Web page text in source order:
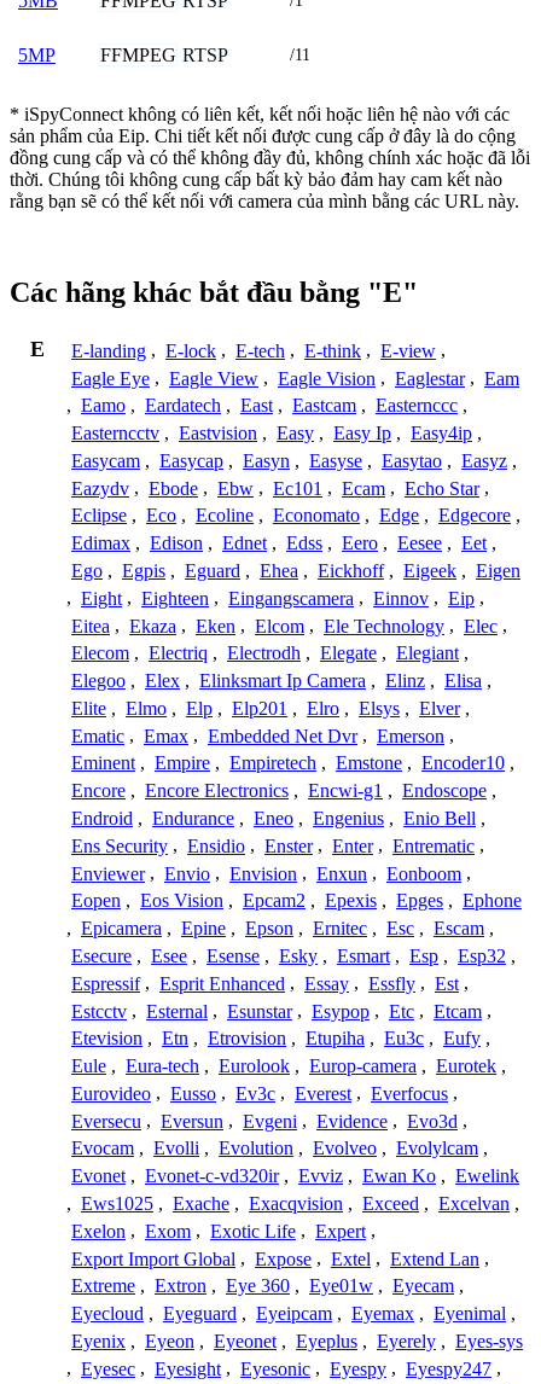
5MP FFMPEG RTSP /11
* iSpyConnect không có liên kết, kết nối hoặc liên hệ nào với các
sản phẩm của Eip. Chi tiết kết nối được cung cấp ở đây là do cộng
đồng cung cấp và có thể không đầy đủ, không chính xác hoặc đã lỗi
thời. Chúng tôi không cung cấp bất kỳ bảo đảm hay cam kết nào
rằng bạn sẽ có thể kết nối với camera của mình bằng các URL này.
Các hãng khác bắt đầu bằng "E"
E E-landing , E-lock , E-tech , E-think , E-view ,
Eagle Eye , Eagle View , Eagle Vision , Eaglestar , Eam
, Eamo , Eardatech , East , Eastcam , Easternccc ,
Easterncctv , Eastvision , Easy , Easy Ip , Easy4ip ,
Easycam , Easycap , Easyn , Easyse , Easytao , Easyz ,
Eazydv , Ebode , Ebw , Ec101 , Ecam , Echo Star ,
Eclipse , Eco , Ecoline , Economato , Edge , Edgecore ,
Edimax , Edison , Ednet , Edss , Eero , Eesee , Eet ,
Ego , Egpis , Eguard , Ehea , Eickhoff , Eigeek , Eigen
, Eight , Eighteen , Eingangscamera , Einnov , Eip ,
Eitea , Ekaza , Eken , Elcom , Ele Technology , Elec ,
Elecom , Electriq , Electrodh , Elegate , Elegiant ,
Elegoo , Elex , Elinksmart Ip Camera , Elinz , Elisa ,
Elite , Elmo , Elp , Elp201 , Elro , Elsys , Elver ,
Ematic , Emax , Embedded Net Dvr , Emerson ,
Eminent , Empire , Empiretech , Emstone , Encoder10 ,
Encore , Encore Electronics , Encwi-g1 , Endoscope ,
Endroid , Endurance , Eneo , Engenius , Enio Bell ,
Ens Security , Ensidio , Enster , Enter , Entrematic ,
Enviewer , Envio , Envision , Enxun , Eonboom ,
Eopen , Eos Vision , Epcam2 , Epexis , Epges , Ephone
, Epicamera , Epine , Epson , Ernitec , Esc , Escam ,
Esecure , Esee , Esense , Esky , Esmart , Esp , Esp32 ,
Espressif , Esprit Enhanced , Essay , Essfly , Est ,
Estcctv , Esternal , Esunstar , Esypop , Etc , Etcam ,
Etevision , Etn , Etrovision , Etupiha , Eu3c , Eufy ,
Eule , Eura-tech , Eurolook , Europ-camera , Eurotek ,
Eurovideo , Eusso , Ev3c , Everest , Everfocus ,
Eversecu , Eversun , Evgeni , Evidence , Evo3d ,
Evocam , Evolli , Evolution , Evolveo , Evolylcam ,
Evonet , Evonet-c-vd320ir , Evviz , Ewan Ko , Ewelink
, Ews1025 , Exache , Exacqvision , Exceed , Excelvan ,
Exelon , Exom , Exotic Life , Expert ,
Export Import Global , Expose , Extel , Extend Lan ,
Extreme , Extron , Eye 360 , Eye01w , Eyecam ,
Eyecloud , Eyeguard , Eyeipcam , Eyemax , Eyenimal ,
Eyenix , Eyeon , Eyeonet , Eyeplus , Eyerely , Eyes-sys
, Eyesec , Eyesight , Eyesonic , Eyespy , Eyespy247 ,